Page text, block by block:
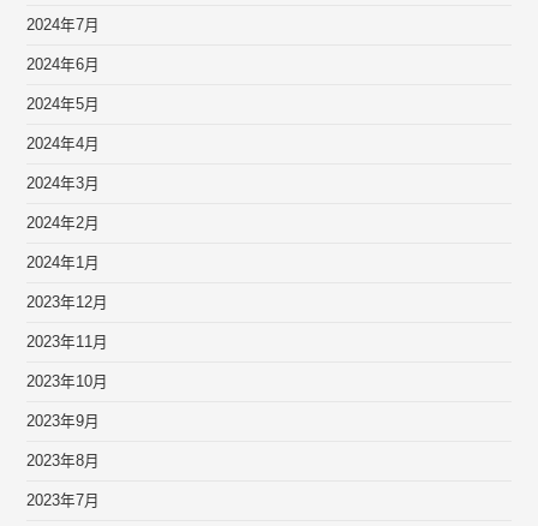
2024年7月
2024年6月
2024年5月
2024年4月
2024年3月
2024年2月
2024年1月
2023年12月
2023年11月
2023年10月
2023年9月
2023年8月
2023年7月